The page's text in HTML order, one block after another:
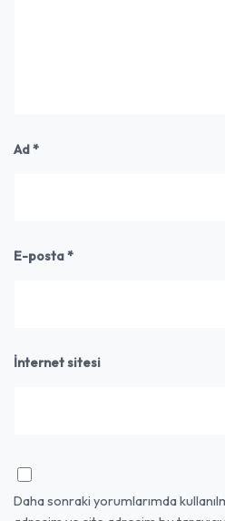
Ad*
E-posta*
İnternet sitesi
Daha sonraki yorumlarımda